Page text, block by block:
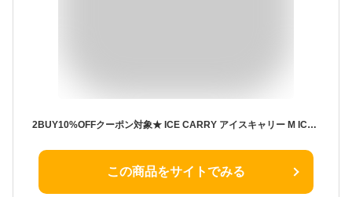
2BUY10%OFFクーポン対象★ ICE CARRY アイスキャリー M ICERING SUO スオ アイスリング 背中 汗 対策 パッド 通勤 通学 ランドセル リュック 冷感 冷却 暑さ対策グッズ 熱中症対策グッズ 28℃ 自然凍結 男の子 女の子 キッズ 子供 夏 涼しい
この商品をサイトでみる